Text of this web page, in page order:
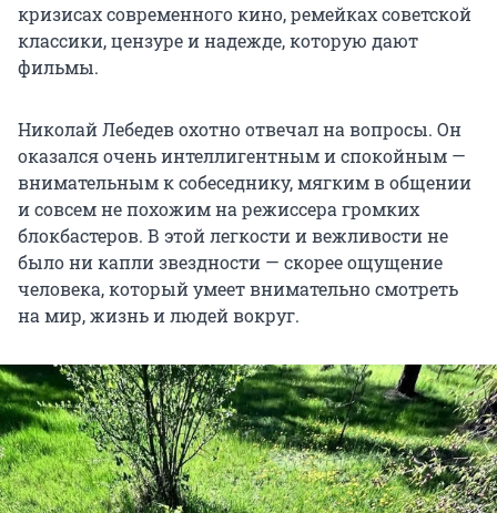
кризисах современного кино, ремейках советской
классики, цензуре и надежде, которую дают
фильмы.
Николай Лебедев охотно отвечал на вопросы. Он
оказался очень интеллигентным и спокойным —
внимательным к собеседнику, мягким в общении
и совсем не похожим на режиссера громких
блокбастеров. В этой легкости и вежливости не
было ни капли звездности — скорее ощущение
человека, который умеет внимательно смотреть
на мир, жизнь и людей вокруг.